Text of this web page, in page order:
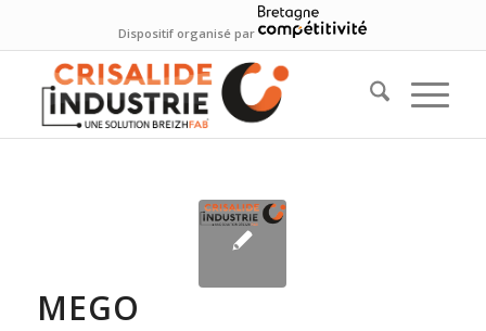
Dispositif organisé par
MEGO